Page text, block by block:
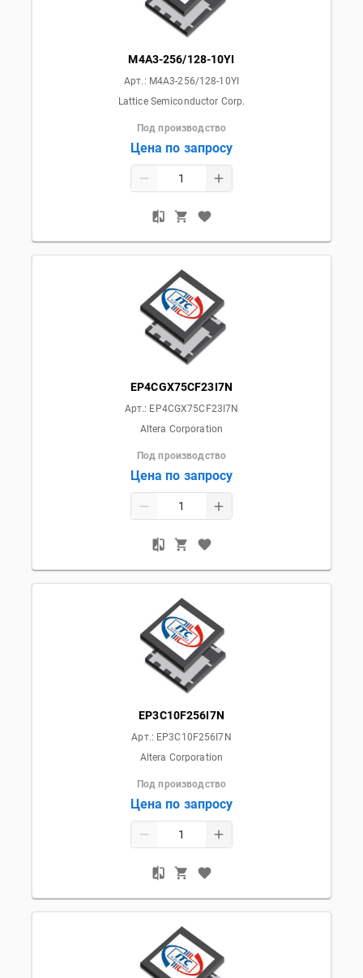
M4A3-256/128-10YI
Арт.: M4A3-256/128-10YI
Lattice Semiconductor Corp.
Под производство
Цена по запросу
EP4CGX75CF23I7N
Арт.: EP4CGX75CF23I7N
Altera Corporation
Под производство
Цена по запросу
EP3C10F256I7N
Арт.: EP3C10F256I7N
Altera Corporation
Под производство
Цена по запросу